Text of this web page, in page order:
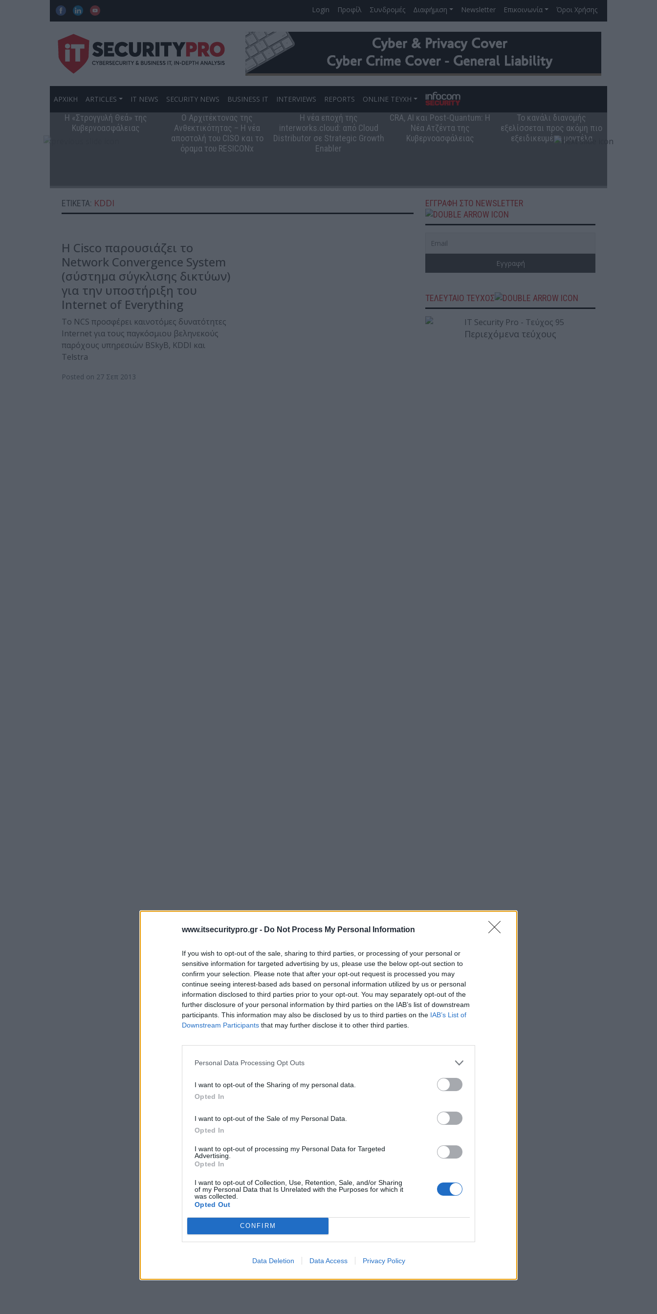
www.itsecuritypro.gr - Do Not Process My Personal Information
If you wish to opt-out of the sale, sharing to third parties, or processing of your personal or
sensitive information for targeted advertising by us, please use the below opt-out section to
confirm your selection. Please note that after your opt-out request is processed you may
continue seeing interest-based ads based on personal information utilized by us or personal
information disclosed to third parties prior to your opt-out. You may separately opt-out of the
further disclosure of your personal information by third parties on the IAB’s list of downstream
participants. This information may also be disclosed by us to third parties on the IAB’s List of
Downstream Participants that may further disclose it to other third parties.
Personal Data Processing Opt Outs
I want to opt-out of the Sharing of my personal data.
Opted In
I want to opt-out of the Sale of my Personal Data.
Opted In
I want to opt-out of processing my Personal Data for Targeted
Advertising.
Opted In
I want to opt-out of Collection, Use, Retention, Sale, and/or Sharing
of my Personal Data that Is Unrelated with the Purposes for which it
was collected.
Opted Out
CONFIRM
Data Deletion Data Access Privacy Policy
Login Προφίλ Συνδρομές Διαφήμιση Newsletter Επικοινωνία Όροι Χρήσης
ΑΡΧΙΚΗ ARTICLES IT NEWS SECURITY NEWS BUSINESS IT INTERVIEWS REPORTS ONLINE ΤΕΥΧΗ
Η «Στρογγυλή Θεά» της
Κυβερνοασφάλειας
Ο Αρχιτέκτονας της
Ανθεκτικότητας – Η νέα
αποστολή του CISO και το
όραμα του RESICONx
Η νέα εποχή της
interworks.cloud: από Cloud
Distributor σε Strategic Growth
Enabler
CRA, AI και Post-Quantum: Η
Νέα Ατζέντα της
Κυβερνοασφάλειας
Το κανάλι διανομής
εξελίσσεται προς ακόμη πιο
εξειδικευμένα μοντέλα
ΕΤΙΚΈΤΑ: KDDI
Η Cisco παρουσιάζει το
Network Convergence System
(σύστημα σύγκλισης δικτύων)
για την υποστήριξη του
Internet of Everything
Το NCS προσφέρει καινοτόμες δυνατότητες
Internet για τους παγκόσμιου βεληνεκούς
παρόχους υπηρεσιών BSkyB, KDDI και
Telstra
Posted on 27 Σεπ 2013
ΕΓΓΡΑΦΗ ΣΤΟ NEWSLETTER
ΤΕΛΕΥΤΑΙΟ ΤΕΥΧΟΣ
Περιεχόμενα τεύχους